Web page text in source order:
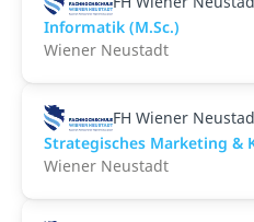
Informatik (M.Sc.)
Wiener Neustadt
FH Wiener
Strategisches Marketing &
Wiener Neustadt